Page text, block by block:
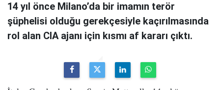
14 yıl önce Milano’da bir imamın terör
şüphelisi olduğu gerekçesiyle kaçırılmasında
rol alan CIA ajanı için kısmı af kararı çıktı.